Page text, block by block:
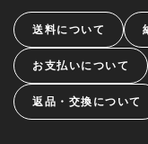
送料について
お支払いについて
返品・交換について